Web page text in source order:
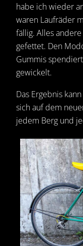
habe ich wieder
waren Laufräder
fällig. Alles
gefettet. Den
Gummis
gewickelt.
Das Ergebnis
sich auf dem
jedem Berg und